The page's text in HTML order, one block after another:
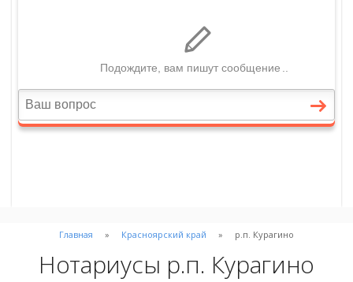
Главная Красноярский край р.п. Курагино
Нотариусы р.п. Курагино